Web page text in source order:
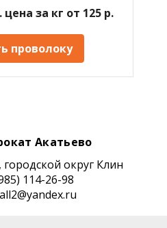
за кг от 125 р.
проволоку
Акатьево
округ Клин
114-26-98